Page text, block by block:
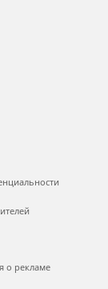
о рекламе